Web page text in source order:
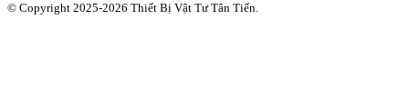
© Copyright 2025-2026 Thiết Bị Vật Tư Tân Tiến.